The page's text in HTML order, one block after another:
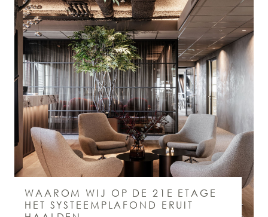
WAAROM WIJ OP DE 21E ETAGE
HET SYSTEEMPLAFOND ERUIT